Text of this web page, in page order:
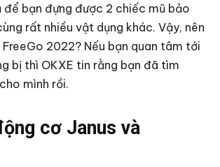
để bạn đựng được 2 chiếc mũ bảo
rất nhiều vật dụng khác. Vậy, nên
FreeGo 2022? Nếu bạn quan tâm tới
bị thì OKXE tin rằng bạn đã tìm
mình rồi.
cơ Janus và